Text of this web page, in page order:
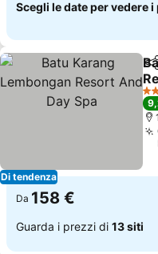
Scegli le date per vedere
Di tendenza
4
Da 158 €
Guarda i prezzi di 13 siti